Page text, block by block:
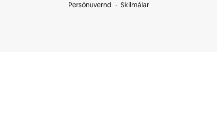
Persónuvernd
Skilmálar